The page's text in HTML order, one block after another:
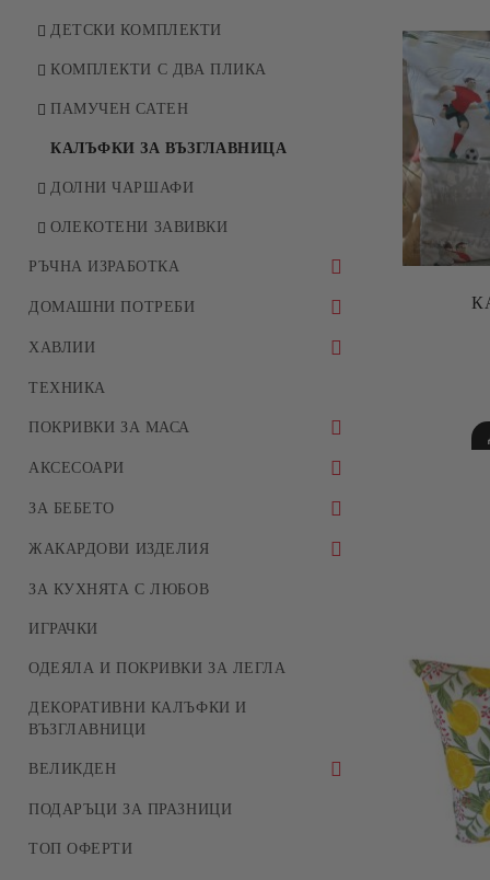
ДЕТСКИ КОМПЛЕКТИ
КОМПЛЕКТИ С ДВА ПЛИКА
ПАМУЧЕН САТЕН
КАЛЪФКИ ЗА ВЪЗГЛАВНИЦА
ДОЛНИ ЧАРШАФИ
ОЛЕКОТЕНИ ЗАВИВКИ
РЪЧНА ИЗРАБОТКА
ПЛЕТЕНИ ИГРАЧКИ
ДОМАШНИ ПОТРЕБИ
ЧАШИ И СЕРВИЗИ ЗА КАФЕ И ЧАЙ
КУХНЕНСКИ ПОСОБИЯ
АРОМАТНИ СВЕЩИ
ЗА БИТА
ХАВЛИИ
ПЛАЖНИ
ХАВЛИИ ЗА БАНЯ
ТЕХНИКА
ПОКРИВКИ ЗА МАСА
ПОКРИВКИ ЗА МАСА
ТИШЛАЙФЕРИ И КАРЕТА
АКСЕСОАРИ
НЕСЕСЕРИ
ДАМСКИ ЧАНТИ
ЗА БЕБЕТО
СПАЛНО БЕЛЬО
ОДЕЯЛА
ЖАКАРДОВИ ИЗДЕЛИЯ
ПОКРИВКИ
ТИШЛАЙФЕРИ
КАРЕТА
ДЕКОРАТИВНИ КАЛЪФКИ
ЗА КУХНЯТА С ЛЮБОВ
ИГРАЧКИ
ОДЕЯЛА И ПОКРИВКИ ЗА ЛЕГЛА
ДЕКОРАТИВНИ КАЛЪФКИ И
ВЪЗГЛАВНИЦИ
ВЕЛИКДЕН
ПОКРИВКИ ЗА МАСА
ВЕЛИКДЕНСКИ ЖАКАРД
ПОДАРЪЦИ ЗА ПРАЗНИЦИ
ТОП ОФЕРТИ